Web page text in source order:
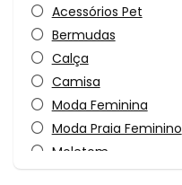
Acessórios Pet
Bermudas
Calça
Camisa
Moda Feminina
Moda Praia Feminino
Moletom
Pijama Feminino